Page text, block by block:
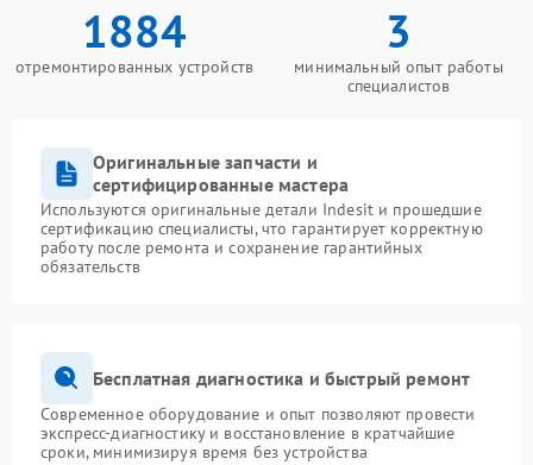
1884
отремонтированных устройств
3
минимальный опыт работы
специалистов
Оригинальные запчасти и
сертифицированные мастера
Используются оригинальные детали Indesit и прошедшие
сертификацию специалисты, что гарантирует корректную
работу после ремонта и сохранение гарантийных
обязательств
Бесплатная диагностика и быстрый ремонт
Современное оборудование и опыт позволяют провести
экспресс-диагностику и восстановление в кратчайшие
сроки, минимизируя время без устройства